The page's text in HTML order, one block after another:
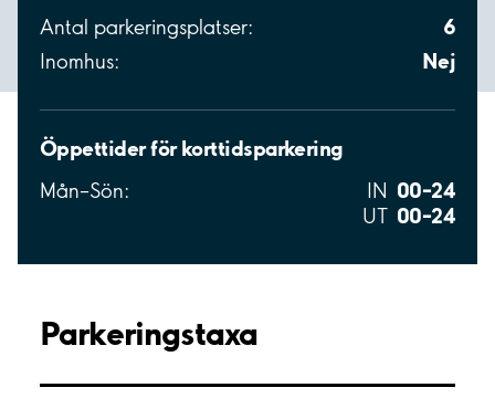
Antal parkeringsplatser: 6
Inomhus: Nej
Öppettider för korttidsparkering
Mån–Sön: IN 00–24
UT 00–24
Parkeringstaxa